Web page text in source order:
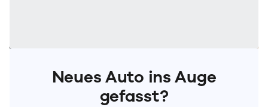
Neues Auto ins Auge
gefasst?